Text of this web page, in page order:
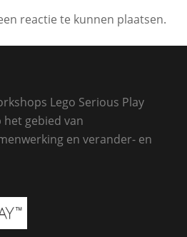
reactie te kunnen plaatsen.
Lego Serious Play
gebied van
en verander- en